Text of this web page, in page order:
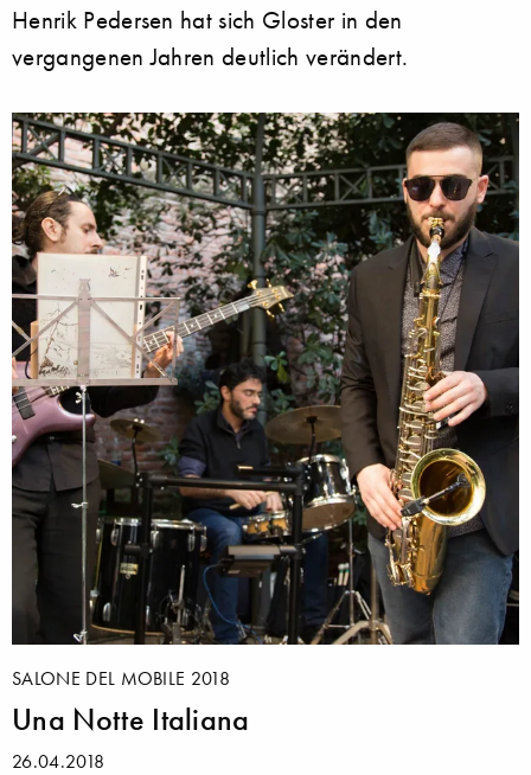
Henrik Pedersen hat sich Gloster in den
vergangenen Jahren deutlich verändert.
SALONE DEL MOBILE 2018
Una Notte Italiana
26.04.2018